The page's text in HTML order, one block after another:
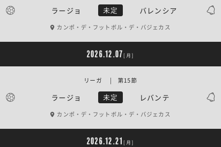
ラージョ 未定 バレンシア
カンポ・デ・フットボル・デ・バジェカス
2026.12.07 [月]
ラージョ 未定 レバンテ
リーガ | 第15節
カンポ・デ・フットボル・デ・バジェカス
2026.12.21 [月]